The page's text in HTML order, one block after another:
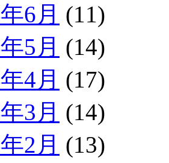
6月 (11)
5月 (14)
4月 (17)
3月 (14)
2月 (13)